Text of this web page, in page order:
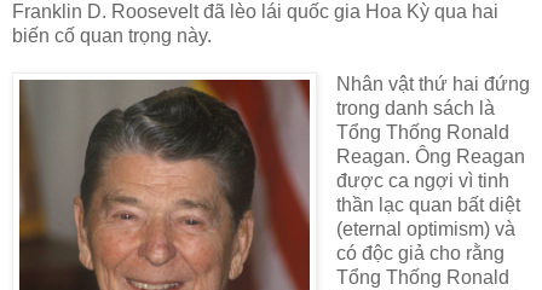
Franklin D. Roosevelt đã lèo lái quốc gia Hoa Kỳ qua hai
biến cố quan trọng này.
Nhân vật thứ hai đứng
trong danh sách là
Tổng Thống Ronald
Reagan. Ông Reagan
được ca ngợi vì tinh
thần lạc quan bất diệt
(eternal optimism) và
có độc giả cho rằng
Tổng Thống Ronald